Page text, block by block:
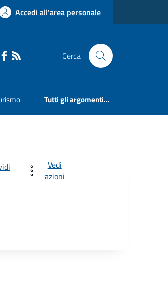
Accedi all'area personale
Cerca
Tutti gli argomenti...
Vedi
azioni